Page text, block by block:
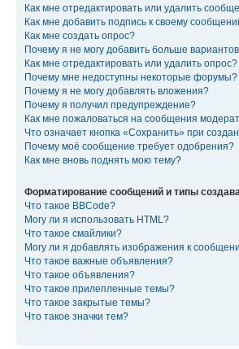
Как мне отредактировать или удалить
Как мне добавить подпись к своему
Как мне создать опрос?
Почему я не могу добавить больше
Как мне отредактировать или удалить опрос?
Почему мне недоступны некоторые форумы?
Почему я не могу добавлять вложения?
Почему я получил предупреждение?
Как мне пожаловаться на сообщения
Что означает кнопка «Сохранить» при
Почему моё сообщение требует одобрения?
Как мне вновь поднять мою тему?
Форматирование сообщений и типы
Что такое BBCode?
Могу ли я использовать HTML?
Что такое смайлики?
Могу ли я добавлять изображения к
Что такое важные объявления?
Что такое объявления?
Что такое прилепленные темы?
Что такое закрытые темы?
Что такое значки тем?